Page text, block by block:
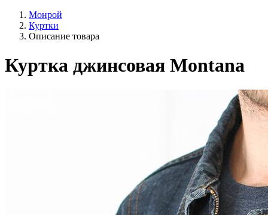
Монрой
Куртки
Описание товара
Куртка джинсовая Montana